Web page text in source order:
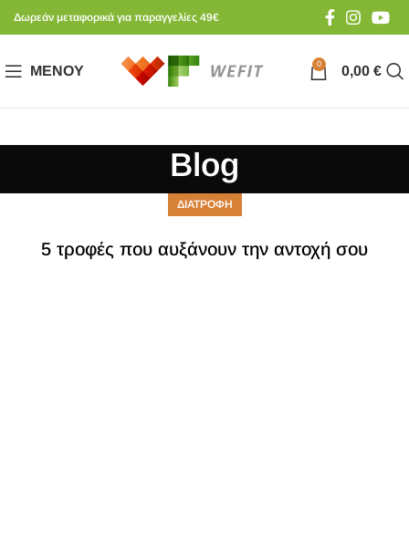
Δωρεάν μεταφορικά για παραγγελίες 49€
ΜΕΝΟΎ 0 0,00 €
Blog
ΔΙΑΤΡΟΦΗ
5 τροφές που αυξάνουν την αντοχή σου